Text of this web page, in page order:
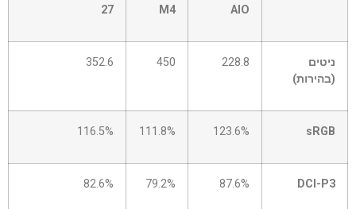
תא
0
AIO
M4
27
ניטים
(בהירות)
228.8
450
352.6
sRGB
123.6%
111.8%
116.5%
DCI-P3
87.6%
79.2%
82.6%